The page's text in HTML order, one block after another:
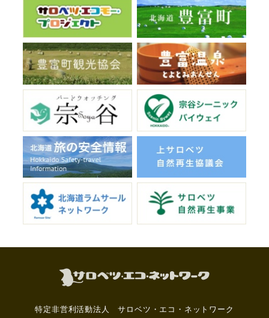
特定非営利活動法人 サロベツ・エコ・ネットワーク